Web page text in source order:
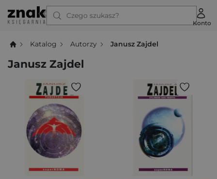
Czego szukasz?
Konto
Katalog Autorzy Janusz Zajdel
Janusz Zajdel